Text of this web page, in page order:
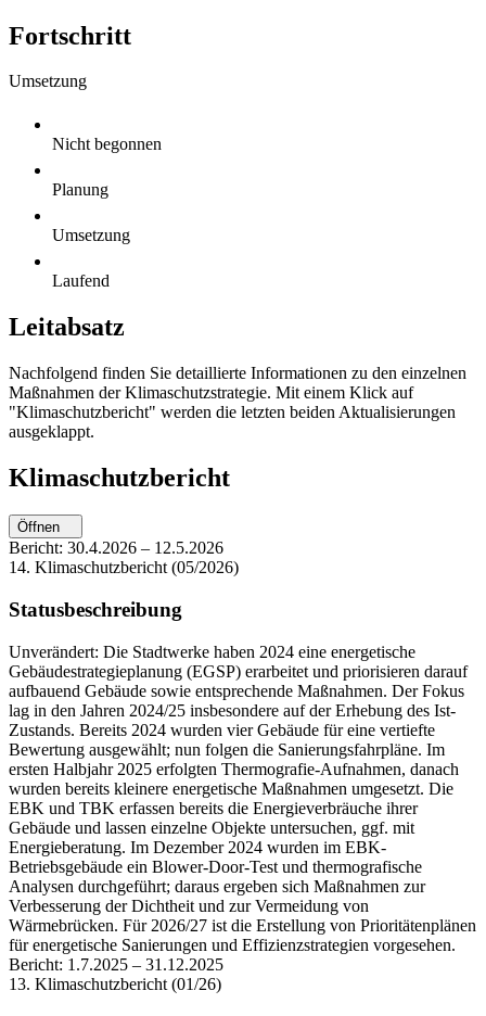
Fortschritt
Umsetzung
Nicht begonnen
Planung
Umsetzung
Laufend
Leitabsatz
Nachfolgend finden Sie detaillierte Informationen zu den einzelnen
Maßnahmen der Klimaschutzstrategie. Mit einem Klick auf
"Klimaschutzbericht" werden die letzten beiden Aktualisierungen
ausgeklappt.
Klimaschutzbericht
Öffnen
Bericht: 30.4.2026 – 12.5.2026
14. Klimaschutzbericht (05/2026)
Statusbeschreibung
Unverändert: Die Stadtwerke haben 2024 eine energetische
Gebäudestrategieplanung (EGSP) erarbeitet und priorisieren darauf
aufbauend Gebäude sowie entsprechende Maßnahmen. Der Fokus
lag in den Jahren 2024/25 insbesondere auf der Erhebung des Ist-
Zustands. Bereits 2024 wurden vier Gebäude für eine vertiefte
Bewertung ausgewählt; nun folgen die Sanierungsfahrpläne. Im
ersten Halbjahr 2025 erfolgten Thermografie-Aufnahmen, danach
wurden bereits kleinere energetische Maßnahmen umgesetzt. Die
EBK und TBK erfassen bereits die Energieverbräuche ihrer
Gebäude und lassen einzelne Objekte untersuchen, ggf. mit
Energieberatung. Im Dezember 2024 wurden im EBK-
Betriebsgebäude ein Blower-Door-Test und thermografische
Analysen durchgeführt; daraus ergeben sich Maßnahmen zur
Verbesserung der Dichtheit und zur Vermeidung von
Wärmebrücken. Für 2026/27 ist die Erstellung von Prioritätenplänen
für energetische Sanierungen und Effizienzstrategien vorgesehen.
Bericht: 1.7.2025 – 31.12.2025
13. Klimaschutzbericht (01/26)